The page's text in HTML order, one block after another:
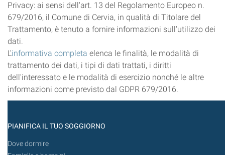
Privacy: ai sensi dell'art. 13 del Regolamento Europeo n.
679/2016, il Comune di Cervia, in qualità di Titolare del
Trattamento, è tenuto a fornire informazioni sull'utilizzo dei
dati.
informativa completaelenca le finalità, le modalità di
trattamento dei dati, i tipi di dati trattati, i diritti
dell'interessato e le modalità di esercizio nonché le altre
informazioni come previsto dal GDPR 679/2016.
PIANIFICA IL TUO SOGGIORNO
Dove dormire